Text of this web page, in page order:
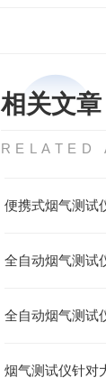
相关文章
RELATED